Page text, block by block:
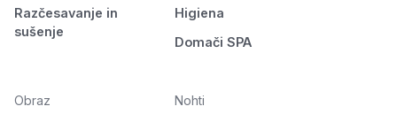
Razčesavanje in
sušenje
Higiena
Domači SPA
Obraz
Nohti